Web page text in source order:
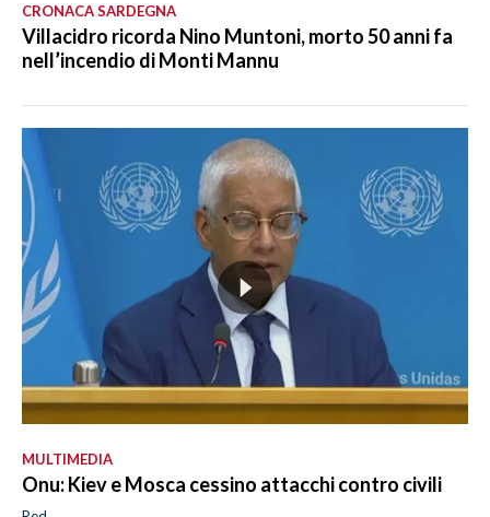
CRONACA SARDEGNA
Villacidro ricorda Nino Muntoni, morto 50 anni fa
nell’incendio di Monti Mannu
MULTIMEDIA
Onu: Kiev e Mosca cessino attacchi contro civili